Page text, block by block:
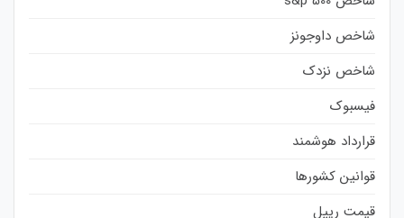
شاخص داوجونز
شاخص نزدک
فیسبوک
قرارداد هوشمند
قوانین کشورها
قیمت ریپل